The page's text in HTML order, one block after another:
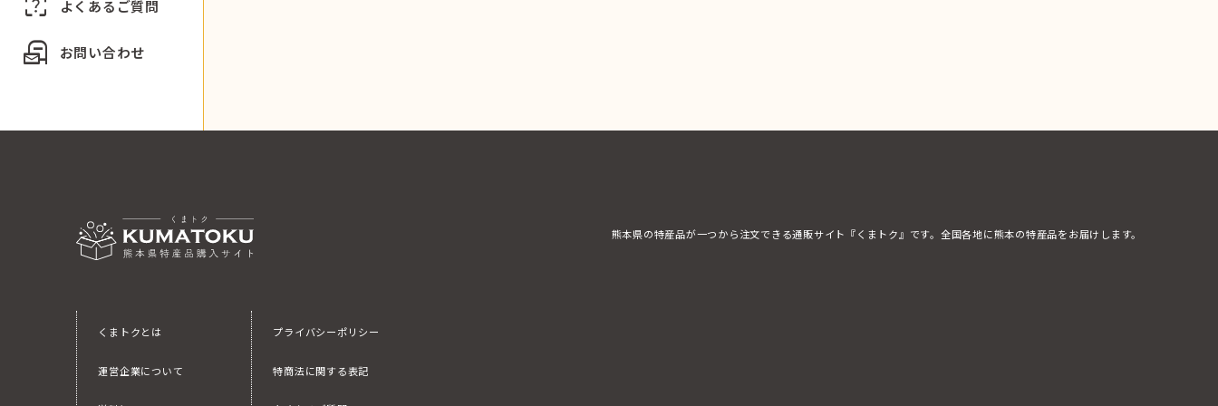
よくあるご質問
local_post_office お問い合わせ
熊本県の特産品が一つから注文できる通販サイト『くまトク』です。全国各地に熊本の特産品をお届けします。
くまトクとは
運営企業について
プライバシーポリシー
特商法に関する表記